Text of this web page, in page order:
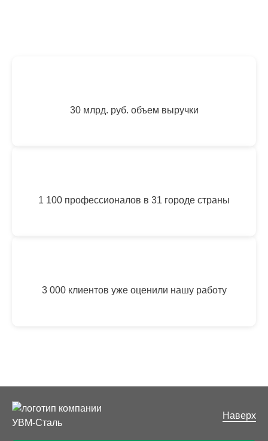
30 млрд. руб. объем выручки
1 100 профессионалов в 31 городе страны
3 000 клиентов уже оценили нашу работу
Наверх